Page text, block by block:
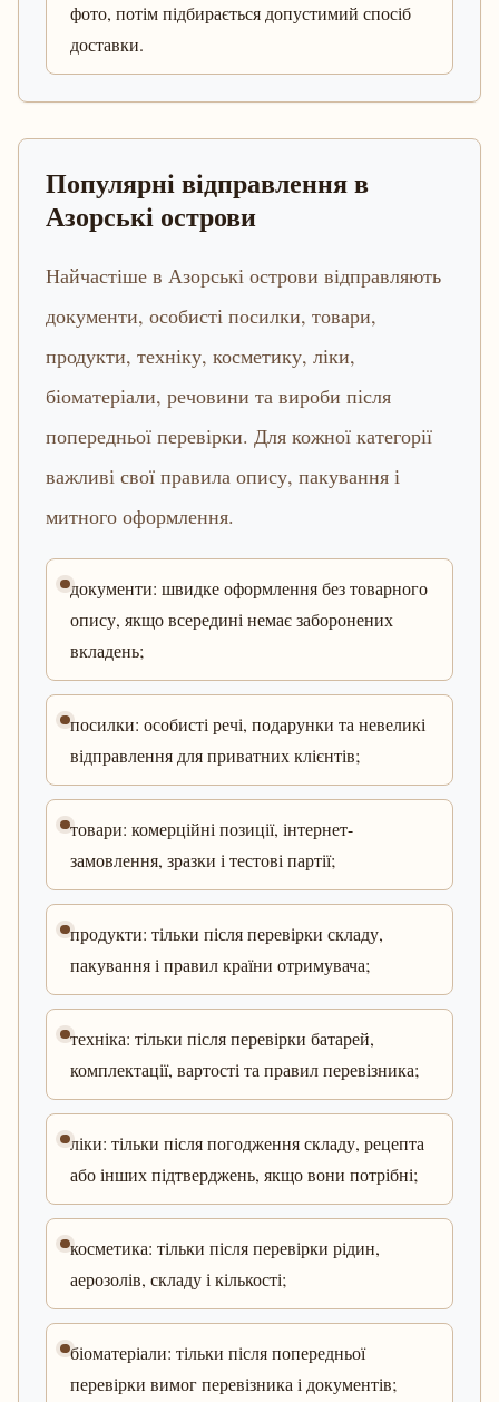
фото, потім підбирається допустимий спосіб
доставки.
Популярні відправлення в
Азорські острови
Найчастіше в Азорські острови відправляють
документи, особисті посилки, товари,
продукти, техніку, косметику, ліки,
біоматеріали, речовини та вироби після
попередньої перевірки. Для кожної категорії
важливі свої правила опису, пакування і
митного оформлення.
документи: швидке оформлення без товарного
опису, якщо всередині немає заборонених
вкладень;
посилки: особисті речі, подарунки та невеликі
відправлення для приватних клієнтів;
товари: комерційні позиції, інтернет-
замовлення, зразки і тестові партії;
продукти: тільки після перевірки складу,
пакування і правил країни отримувача;
техніка: тільки після перевірки батарей,
комплектації, вартості та правил перевізника;
ліки: тільки після погодження складу, рецепта
або інших підтверджень, якщо вони потрібні;
косметика: тільки після перевірки рідин,
аерозолів, складу і кількості;
біоматеріали: тільки після попередньої
перевірки вимог перевізника і документів;